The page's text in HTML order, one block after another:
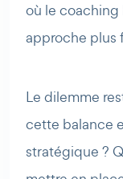
où le coaching
approche plus
Le dilemme
cette balance
stratégique ?